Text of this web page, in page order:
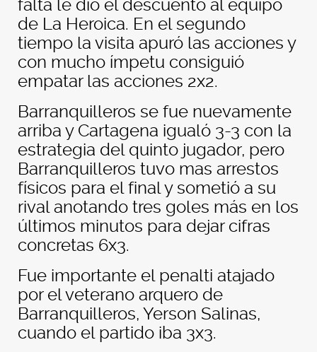
falta le dio el descuento al equipo
de La Heroica. En el segundo
tiempo la visita apuró las acciones y
con mucho ímpetu consiguió
empatar las acciones 2x2.
Barranquilleros se fue nuevamente
arriba y Cartagena igualó 3-3 con la
estrategia del quinto jugador, pero
Barranquilleros tuvo mas arrestos
físicos para el final y sometió a su
rival anotando tres goles más en los
últimos minutos para dejar cifras
concretas 6x3.
Fue importante el penalti atajado
por el veterano arquero de
Barranquilleros, Yerson Salinas,
cuando el partido iba 3x3.